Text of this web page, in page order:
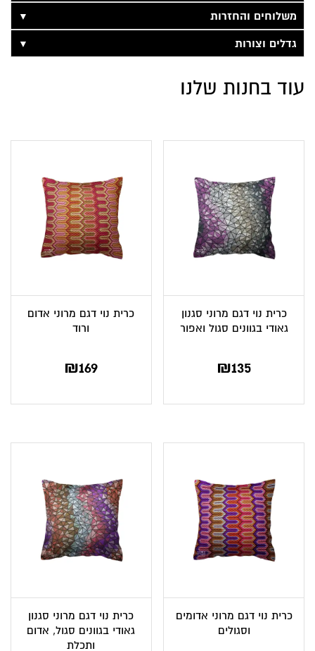
משלוחים והחזרות
▼
גדלים וצורות
▼
עוד בחנות שלנו
כרית נוי דגם מרוני סגנון
גאודי בגוונים סגול ואפור
₪135
כרית נוי דגם מרוני אדום
ורוד
₪169
כרית נוי דגם מרוני אדומים
וסגולים
כרית נוי דגם מרוני סגנון
גאודי בגוונים סגול, אדום
ותכלת